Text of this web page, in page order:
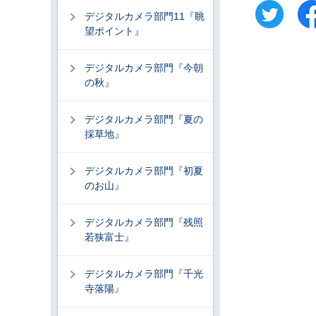
デジタルカメラ部門11『眺
望ポイント』
デジタルカメラ部門『今朝
の秋』
デジタルカメラ部門『夏の
採草地』
デジタルカメラ部門『初夏
のお山』
デジタルカメラ部門『残照
若狭富士』
デジタルカメラ部門『千光
寺落陽』